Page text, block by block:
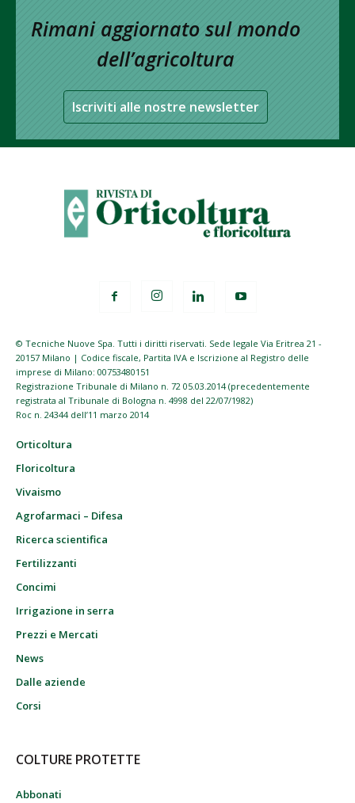
Rimani aggiornato sul mondo
dell’agricoltura
Iscriviti alle nostre newsletter
© Tecniche Nuove Spa. Tutti i diritti riservati. Sede legale Via Eritrea 21 -
20157 Milano | Codice fiscale, Partita IVA e Iscrizione al Registro delle
imprese di Milano: 00753480151
Registrazione Tribunale di Milano n. 72 05.03.2014 (precedentemente
registrata al Tribunale di Bologna n. 4998 del 22/07/1982)
Roc n. 24344 dell’11 marzo 2014
Orticoltura
Floricoltura
Vivaismo
Agrofarmaci – Difesa
Ricerca scientifica
Fertilizzanti
Concimi
Irrigazione in serra
Prezzi e Mercati
News
Dalle aziende
Corsi
COLTURE PROTETTE
Abbonati